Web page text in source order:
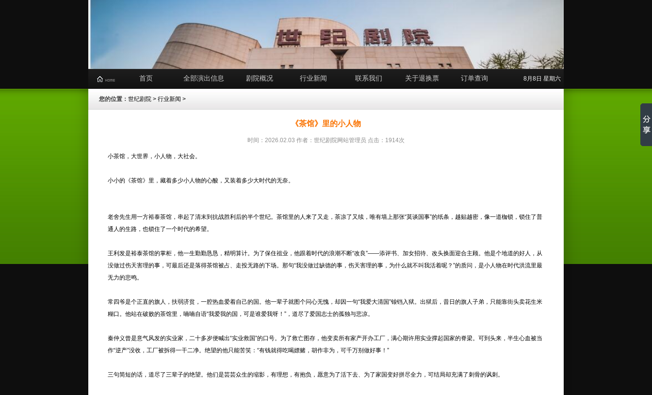
首页 全部演出信息 剧院概况 行业新闻 联系我们 关于退换票 订单查询 8月8日 星期六
您的位置： 世纪剧院 > 行业新闻 >
《茶馆》里的小人物
时间：2026.02.03 作者：世纪剧院网站管理员 点击：1914次
小茶馆，大世界，小人物，大社会。
小小的 《茶馆》 里，藏着多少小人物的心酸，又装着多少大时代的无奈。
老舍先生用一方裕泰茶馆，串起了清末到抗战胜利后的半个世纪。茶馆里的人来了又走，茶凉了又续，唯有墙上那张“莫谈国事”的纸条，越贴越密，像一道枷锁，锁住了普
通人的生路，也锁住了一个时代的希望。
王利发是裕泰茶馆的掌柜，他一生勤勤恳恳，精明算计。为了保住祖业，他跟着时代的浪潮不断“改良”——添评书、加女招待、改头换面迎合主顾。他是个地道的好人，从
没做过伤天害理的事，可最后还是落得茶馆被占、走投无路的下场。那句“我没做过缺德的事，伤天害理的事，为什么就不叫我活着呢？”的质问，是小人物在时代洪流里最
无力的悲鸣。
常四爷是个正直的旗人，扶弱济贫，一腔热血爱着自己的国。他一辈子就图个问心无愧，却因一句“我爱大清国”锒铛入狱。出狱后，昔日的旗人子弟，只能靠街头卖花生米
糊口。他站在破败的茶馆里，喃喃自语“我爱我的国，可是谁爱我呀！”，道尽了爱国志士的孤独与悲凉。
秦仲义 曾是意气风发的实业家，二十多岁便喊出“实业救国”的口号。为了救亡图存，他变卖所有家产开办工厂，满心期许用实业撑起国家的脊梁。可到头来，半生心血被当
作“逆产”没收，工厂被拆得一干二净。绝望的他只能苦笑：“有钱就得吃喝嫖赌，胡作非为，可千万别做好事！”
三句简短的话，道尽了三辈子的绝望。他们是芸芸众生的缩影，有理想，有抱负，愿意为了活下去、为了家国变好拼尽全力，可结局却充满了刺骨的讽刺。